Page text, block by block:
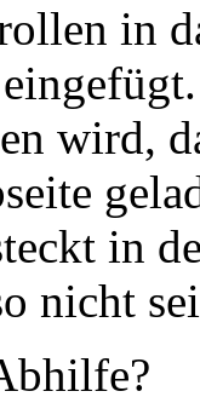
in
wird,
in
nicht